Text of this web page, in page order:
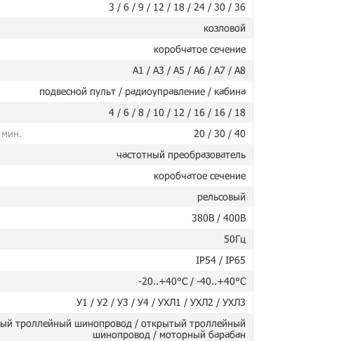
3 / 6 / 9 / 12 / 18 / 24 / 30 / 36
козловой
коробчатое сечение
А1 / А3 / А5 / А6 / А7 / А8
подвесной пульт / радиоуправление / кабина
4 / 6 / 8 / 10 / 12 / 16 / 16 / 18
20 / 30 / 40
частотный преобразователь
коробчатое сечение
рельсовый
380В / 400В
50Гц
IP54 / IP65
-20..+40°C / -40..+40°C
У1 / У2 / У3 / У4 / УХЛ1 / УХЛ2 / УХЛ3
троллейный шинопровод / открытый троллейный
шинопровод / моторный барабан